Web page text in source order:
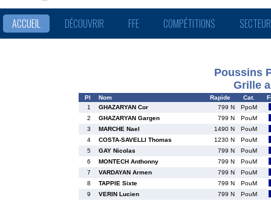
ACCUEIL DÉCOUVRIR FFE COMPÉTITIONS
Poussins
Grille
Pl Nom Rapide Cat.
1
GHAZARYAN Cor 799 N
PpoM
2
GHAZARYAN Gargen 799 N
PouM
3
MARCHE Nael 1490 N
PouM
4
COSTA-SAVELLI Thomas 1230 N
PouM
5
GAY Nicolas 799 N
PouM
6
MONTECH Anthonny 799 N
PouM
7
VARDAYAN Armen 799 N
PouM
8
TAPPIE Sixte 799 N
PouM
9
VERIN Lucien 799 N
PouM